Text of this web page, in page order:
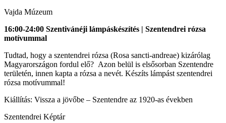
Vajda Múzeum
16:00-24:00 Szentivánéji lámpáskészítés | Szentendrei rózsa
motívummal
Tudtad, hogy a szentendrei rózsa (Rosa sancti-andreae) kizárólag
Magyarországon fordul elő? Azon belül is elsősorban Szentendre
területén, innen kapta a rózsa a nevét. Készíts lámpást szentendrei
rózsa motívummal!
Kiállítás: Vissza a jövőbe – Szentendre az 1920-as években
Szentendrei Képtár